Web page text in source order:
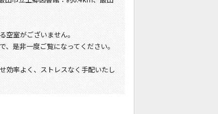
空室がございません。
是非一度ご覧になってください。
効率よく、ストレスなく手配いたし